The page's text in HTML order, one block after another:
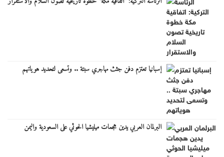
إسبانيا تعتزم دفن جثث مهاجري سبتة .. وتسعى لتحديد هوياتهم
البرلمان العربي يدين هجمات ميليشيا الحوثي على السعودية واليمن